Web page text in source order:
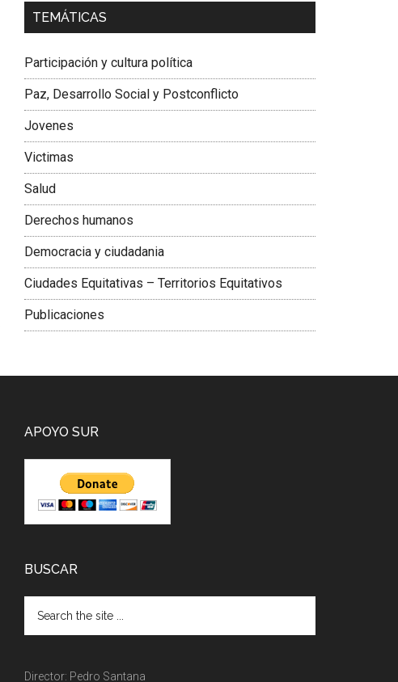
Dra. Carolina Corcho Mejía,
Latinoamericana Sur, Vicepresidenta Federación
TEMÁTICAS
Participación y cultura política
Paz, Desarrollo Social y Postconflicto
Jovenes
Victimas
Salud
Derechos humanos
Democracia y ciudadania
Ciudades Equitativas – Territorios Equitativos
Publicaciones
APOYO SUR
BUSCAR
Director: Pedro Santana